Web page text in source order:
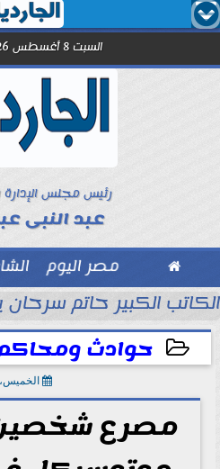
 
السبت 8 أغسطس 2026
رئيس مجلس الإدارة
عبد النبى
 مصر اليوم
الكاتب الكبير حاتم
حوادث
الخميس، 25 يونيو 2026
مصرع شخصين